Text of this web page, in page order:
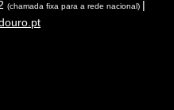
(chamada fixa para a rede nacional) |